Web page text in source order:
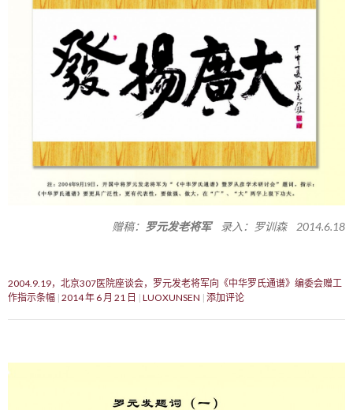
赠稿： 罗元发老将军录入：罗训森 2014.6.18
2004.9.19，北京307医院座谈会，罗元发老将军向《中华罗氏通谱》编委会赠工
作指示条幅 2014 年 6 月 21 日 LUOXUNSEN 添加评论